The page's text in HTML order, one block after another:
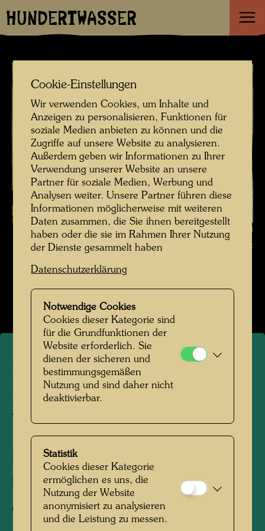
HUNDERTWASSER
Das Farmhaus in Hundertwassers Kaurinui Valley , Fotograf: Richard
Smart © Richard Smart
Das Farmhaus im Kaurinui Valley
Das Farmhaus in
Hundertwassers Kaurinui
Valley
Kaurinui, Neuseeland, 2019
Fotograf:Richard Smart
Copyright:Richard Smart
Cookie-Einstellungen
Wir verwenden Cookies, um Inhalte und
Anzeigen zu personalisieren, Funktionen für
soziale Medien anbieten zu können und die
Zugriffe auf unsere Website zu analysieren.
Außerdem geben wir Informationen zu Ihrer
Verwendung unserer Website an unsere
Partner für soziale Medien, Werbung und
Analysen weiter. Unsere Partner führen diese
Informationen möglicherweise mit weiteren
Daten zusammen, die Sie ihnen bereitgestellt
haben oder die sie im Rahmen Ihrer Nutzung
der Dienste gesammelt haben
Datenschutzerklärung
Notwendige Cookies
Cookies dieser Kategorie sind
für die Grundfunktionen der
Website erforderlich. Sie
dienen der sicheren und
bestimmungsgemäßen
Nutzung und sind daher nicht
deaktivierbar.
Statistik
Cookies dieser Kategorie
ermöglichen es uns, die
Nutzung der Website
anonymisiert zu analysieren
und die Leistung zu messen.